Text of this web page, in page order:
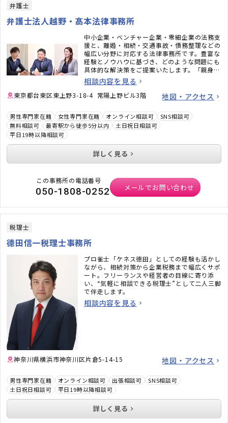
弁護士
弁護士法人越野・髙本法律事務所
中小企業・ベンチャー企業・零細企業の法務支
援と、離婚・相続・交通事故・債務整理などの
幅広い分野に対応する法律事務所です。豊富な
経験とノウハウに基づき、どのような問題にも
具体的な解決策をご提案いたします。「親身に
話を聞いてもらえた」「安心して任せられた」
と言っていただくことも多い事務所ですので、
安心してご相談ください。
相談内容を見る
東京都台東区東上野3-18-4 常陽上野ビル3階 地図・アクセス
男性専門家在籍 女性専門家在籍 オンライン相談可
SNS相談可
無料相談可
最寄駅から徒歩5分以内
土日祝日相談可
平日19時以降相談可
詳しく見る
この事務所の電話番号
050-1808-0252 メールでお問い合わせ
税理士
德田信一税理士事務所
プロ雀士「ケネス徳田」としての経験も活かし
ながら、相続対策から企業税務まで幅広くサポ
ート。フリーランスや経営者の目線に寄り添
い、“気軽に相談できる税理士”として二人三脚
で伴走します。
相談内容を見る
神奈川県横浜市神奈川区片倉5-14-15 地図・アクセス
男性専門家在籍 オンライン相談可 出張相談可
SNS相談可
土日祝日相談可
平日19時以降相談可
詳しく見る